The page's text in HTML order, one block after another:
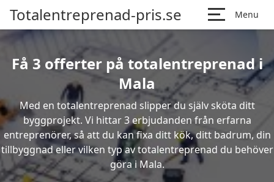
Totalentreprenad-pris.se Menu
Få 3 offerter på totalentreprenad i
Mala
Med en totalentreprenad slipper du själv sköta ditt
byggprojekt. Vi hittar 3 erbjudanden från erfarna
entreprenörer, så att du kan fixa ditt kök, ditt badrum, din
tillbyggnad eller vilken typ av totalentreprenad du behöver
göra i Mala.